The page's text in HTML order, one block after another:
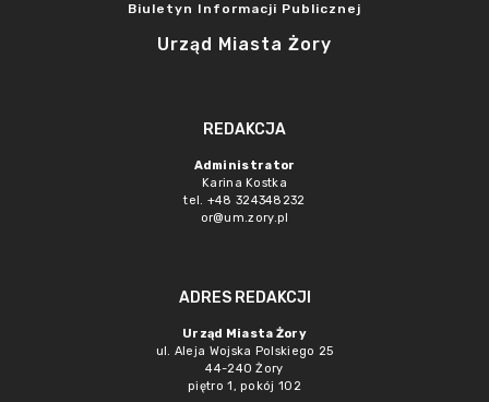
Biuletyn Informacji Publicznej
Urząd Miasta Żory
REDAKCJA
Administrator
Karina Kostka
tel. +48 324348232
or@um.zory.pl
ADRES REDAKCJI
Urząd Miasta Żory
ul. Aleja Wojska Polskiego 25
44-240 Żory
piętro 1, pokój 102